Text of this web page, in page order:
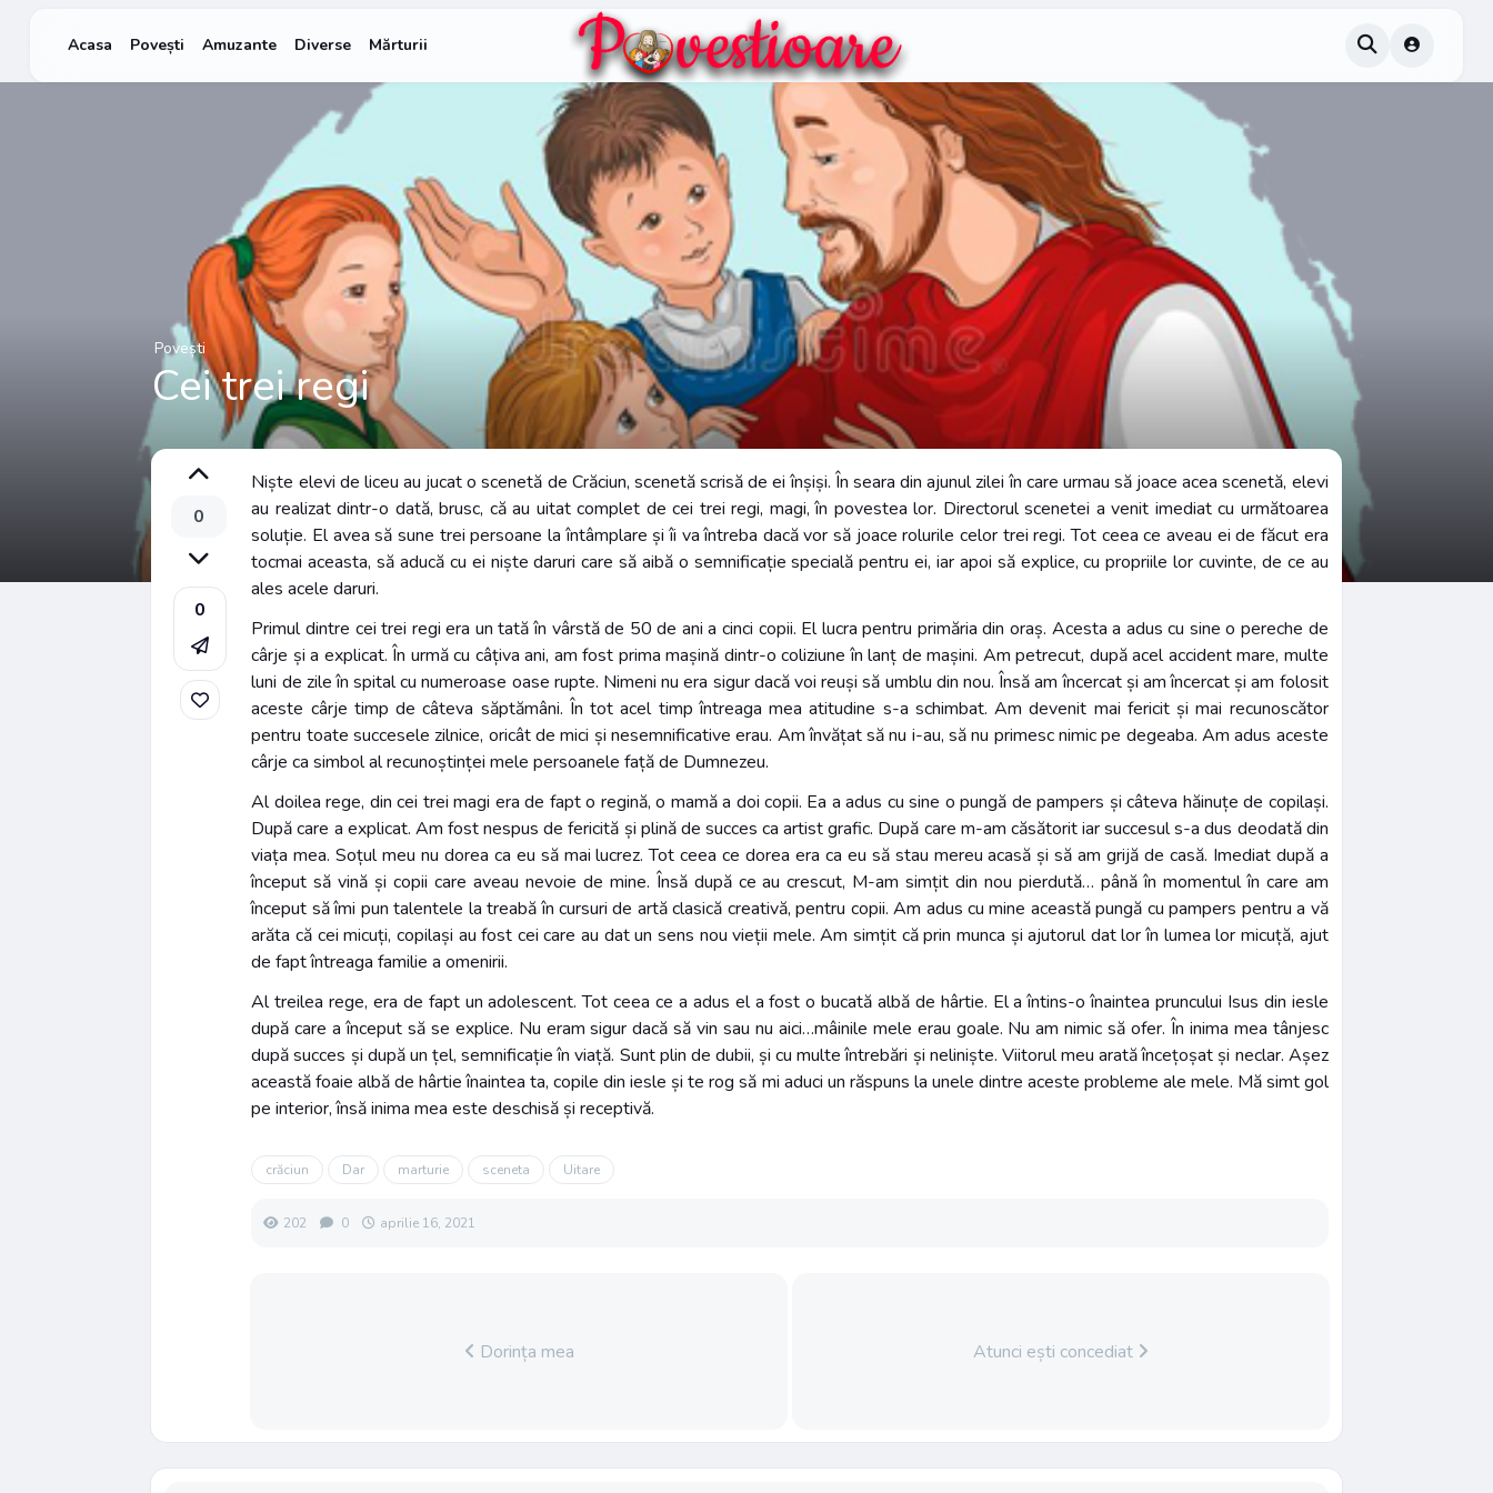
Acasa Povești Amuzante Diverse Mărturii
Povești
Cei trei regi
0
0
Niște elevi de liceu au jucat o scenetă de Crăciun, scenetă scrisă de ei înșiși. În seara din ajunul zilei în care urmau să joace acea scenetă, elevi
au realizat dintr-o dată, brusc, că au uitat complet de cei trei regi, magi, în povestea lor. Directorul scenetei a venit imediat cu următoarea
soluție. El avea să sune trei persoane la întâmplare și îi va întreba dacă vor să joace rolurile celor trei regi. Tot ceea ce aveau ei de făcut era
tocmai aceasta, să aducă cu ei niște daruri care să aibă o semnificație specială pentru ei, iar apoi să explice, cu propriile lor cuvinte, de ce au
ales acele daruri.
Primul dintre cei trei regi era un tată în vârstă de 50 de ani a cinci copii. El lucra pentru primăria din oraș. Acesta a adus cu sine o pereche de
cârje și a explicat. În urmă cu câțiva ani, am fost prima mașină dintr-o coliziune în lanț de mașini. Am petrecut, după acel accident mare, multe
luni de zile în spital cu numeroase oase rupte. Nimeni nu era sigur dacă voi reuși să umblu din nou. Însă am încercat și am încercat și am folosit
aceste cârje timp de câteva săptămâni. În tot acel timp întreaga mea atitudine s-a schimbat. Am devenit mai fericit și mai recunoscător
pentru toate succesele zilnice, oricât de mici și nesemnificative erau. Am învățat să nu i-au, să nu primesc nimic pe degeaba. Am adus aceste
cârje ca simbol al recunoștinței mele persoanele față de Dumnezeu.
Al doilea rege, din cei trei magi era de fapt o regină, o mamă a doi copii. Ea a adus cu sine o pungă de pampers și câteva hăinuțe de copilași.
După care a explicat. Am fost nespus de fericită și plină de succes ca artist grafic. După care m-am căsătorit iar succesul s-a dus deodată din
viața mea. Soțul meu nu dorea ca eu să mai lucrez. Tot ceea ce dorea era ca eu să stau mereu acasă și să am grijă de casă. Imediat după a
început să vină și copii care aveau nevoie de mine. Însă după ce au crescut, M-am simțit din nou pierdută… până în momentul în care am
început să îmi pun talentele la treabă în cursuri de artă clasică creativă, pentru copii. Am adus cu mine această pungă cu pampers pentru a vă
arăta că cei micuți, copilași au fost cei care au dat un sens nou vieții mele. Am simțit că prin munca și ajutorul dat lor în lumea lor micuță, ajut
de fapt întreaga familie a omenirii.
Al treilea rege, era de fapt un adolescent. Tot ceea ce a adus el a fost o bucată albă de hârtie. El a întins-o înaintea pruncului Isus din iesle
după care a început să se explice. Nu eram sigur dacă să vin sau nu aici…mâinile mele erau goale. Nu am nimic să ofer. În inima mea tânjesc
după succes și după un țel, semnificație în viață. Sunt plin de dubii, și cu multe întrebări și neliniște. Viitorul meu arată încețoșat și neclar. Așez
această foaie albă de hârtie înaintea ta, copile din iesle și te rog să mi aduci un răspuns la unele dintre aceste probleme ale mele. Mă simt gol
pe interior, însă inima mea este deschisă și receptivă.
crăciun Dar marturie sceneta Uitare
202 0 aprilie 16, 2021
Dorința mea Atunci ești concediat